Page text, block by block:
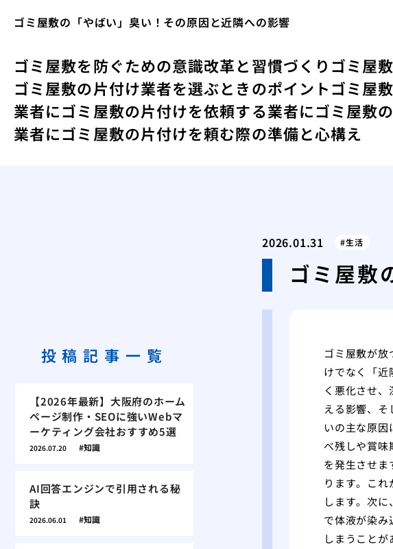
ゴミ屋敷の「やばい」臭い！その原因と近隣への影響
ゴミ屋敷を防ぐための意識改革と習慣づくり ゴミ屋
ゴミ屋敷の片付け業者を選ぶときのポイントゴミ屋
業者にゴミ屋敷の片付けを依頼する業者にゴミ屋敷
業者にゴミ屋敷の片付けを頼む際の準備と心構え
2026.01.31 生活
ゴミ屋敷
ゴミ屋敷が
けでなく「近
く悪化させ
える影響、
いの主な原因
べ残しや賞味
を発生させま
ります。こ
します。次
で体液が染み
しまうこと
投稿記事一覧
【2026年最新】大阪府のホーム
ページ制作・SEOに強いWebマ
ーケティング会社おすすめ5選
2026.07.20 知識
AI回答エンジンで引用される秘
訣
2026.06.01 知識